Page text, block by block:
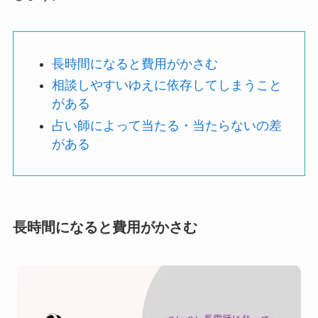
長時間になると費用がかさむ
相談しやすいゆえに依存してしまうこと
がある
占い師によって当たる・当たらないの差
がある
長時間になると費用がかさむ